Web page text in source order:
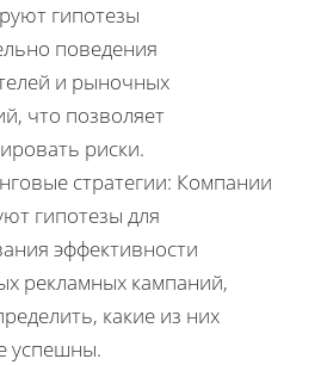
гипотезы
поведения
и рыночных
что позволяет
риски.
стратегии: Компании
гипотезы для
эффективности
рекламных кампаний,
какие из них
успешны.